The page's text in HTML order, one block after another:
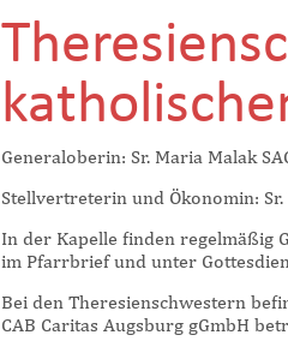
Generaloberin: Sr. Maria Malak
Stellvertreterin und Ökonomin:
In der Kapelle finden regelmäßig
im Pfarrbrief und unter
Bei den Theresienschwestern
CAB Caritas Augsburg gGmbH